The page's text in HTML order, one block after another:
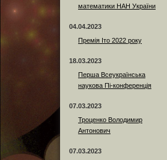
математики НАН України
04.04.2023
Премія Іто 2022 року
18.03.2023
Перша Всеукраїнська
наукова Пі-конференція
07.03.2023
Троценко Володимир
Антонович
07.03.2023